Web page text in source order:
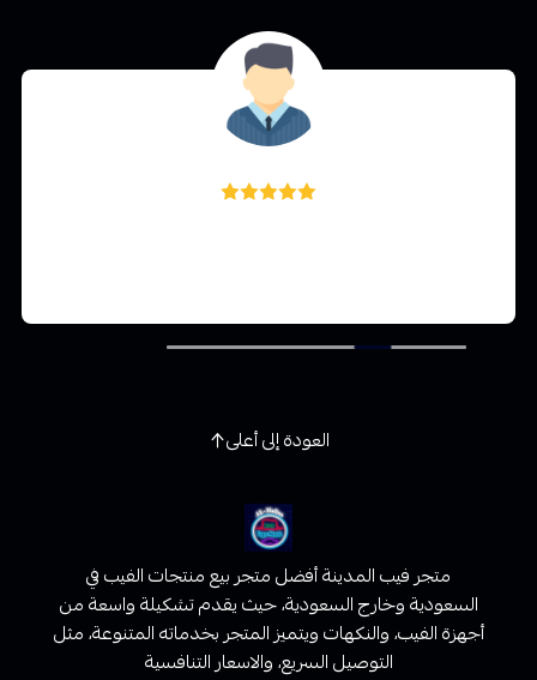
العودة إلى أعلى
متجر فيب المدينة أفضل متجر بيع منتجات الفيب في
السعودية وخارج السعودية، حيث يقدم تشكيلة واسعة من
أجهزة الفيب، والنكهات ويتميز المتجر بخدماته المتنوعة، مثل
التوصيل السريع، والاسعار التنافسية